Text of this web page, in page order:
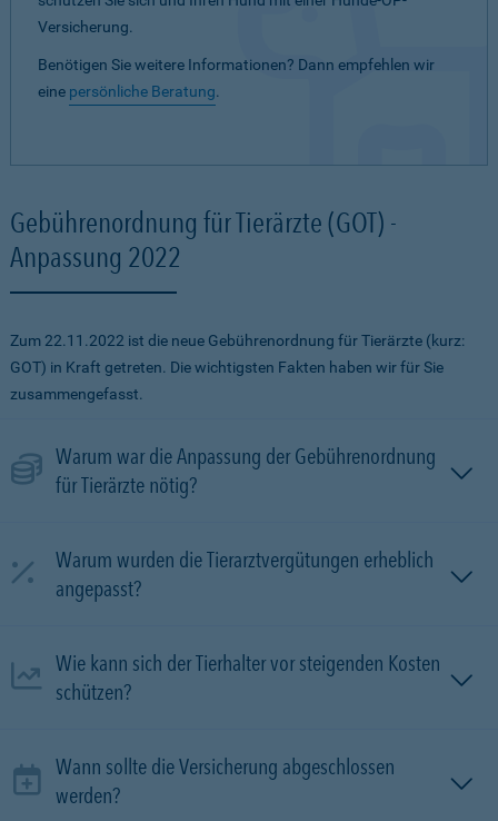
Versicherung.
Benötigen Sie weitere Informationen? Dann empfehlen wir
eine persönliche Beratung.
Gebührenordnung für Tierärzte (GOT) -
Anpassung 2022
Zum 22.11.2022 ist die neue Gebührenordnung für Tierärzte (kurz:
GOT) in Kraft getreten. Die wichtigsten Fakten haben wir für Sie
zusammengefasst.
Warum war die Anpassung der Gebührenordnung
für Tierärzte nötig?
Warum wurden die Tierarztvergütungen erheblich
angepasst?
Wie kann sich der Tierhalter vor steigenden Kosten
schützen?
Wann sollte die Versicherung abgeschlossen
werden?